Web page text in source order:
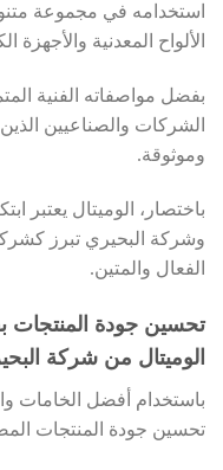
استخدامه في مجموعة
الألواح المعدنية والأجهزة
بفضل مواصفاته الفنية
الشركات والصناعيين
وموثوقة.
باختصار، الوميتال يعتبر
وشركة البحيري تبرز
الفعال والمتين.
تحسين جودة
الوميتال من شركة
باستخدام أفضل الخامات
تحسين جودة المنتجات